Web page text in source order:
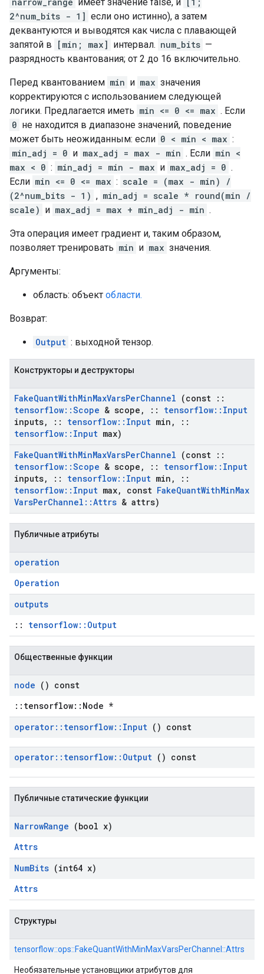
2^num_bits - 1] если оно истинно), а затем
деквантуются и выводятся как числа с плавающей
запятой в
[min; max] интервал. num_bits —
разрядность квантования; от 2 до 16 включительно.
Перед квантованием min и max значения
корректируются с использованием следующей
логики. Предлагается иметь min <= 0 <= max . Если
0 не находится в диапазоне значений, поведение
может быть неожиданным: если 0 < min < max :
min_adj = 0 и max_adj = max - min . Если min <
max < 0 : min_adj = min - max и max_adj = 0 .
Если min <= 0 <= max : scale = (max - min) /
(2^num_bits - 1) , min_adj = scale * round(min /
scale) и max_adj = max + min_adj - min .
Эта операция имеет градиент и, таким образом,
позволяет тренировать min и max значения.
Аргументы:
область: объект области.
Возврат:
Output : выходной тензор.
Конструкторы и деструкторы
FakeQuantWithMinMaxVarsPerChannel (const ::
tensorflow::Scope & scope , :: tensorflow:: Input
inputs, :: tensorflow:: Input min ,
::
tensorflow:: Input max)
FakeQuantWithMinMaxVarsPerChannel (const ::
tensorflow::Scope & scope , :: tensorflow:: Input
inputs, :: tensorflow:: Input min ,
::
tensorflow:: Input max, const FakeQuantWithMinMax
VarsPerChannel ::Attrs & attrs)
Публичные атрибуты
operation
Operation
outputs
:: tensorflow::Output
Общественные функции
node () const
::tensorflow::Node *
operator:: tensorflow:: Input () const
operator:: tensorflow:: Output () const
Публичные статические функции
NarrowRange (bool x)
Attrs
NumBits (int64 x)
Attrs
Структуры
tensorflow::ops::FakeQuantWithMinMaxVarsPerChannel::Attrs
Необязательные установщики атрибутов для